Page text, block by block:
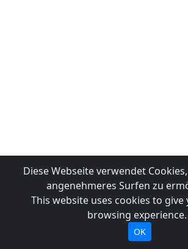
Diese Webseite verwendet
angenehmeres Surfen zu
This website uses cookies to
browsing experience.
OK